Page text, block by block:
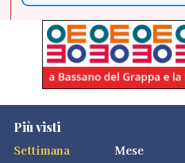
Più visti
Settimana
Mese